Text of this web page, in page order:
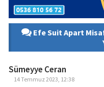
Efe Suit Apart
Sümeyye Ceran
14 Temmuz 2023, 12:38